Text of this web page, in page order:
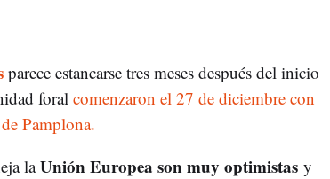
parece estancarse tres meses después del inicio
foral comenzaron el 27 de diciembre con
Pamplona.
laUnión Europea son muy optimistas y